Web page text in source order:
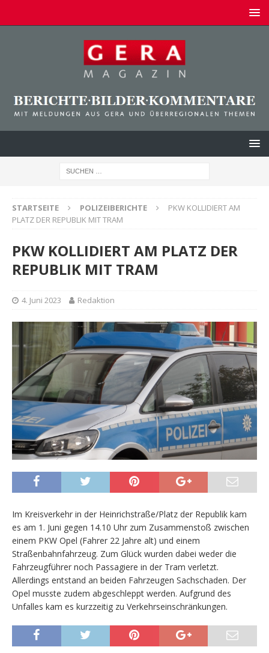
STARTSEITE POLIZEIBERICHTE
PKW KOLLIDIERT AM
PLATZ DER REPUBLIK MIT TRAM
PKW KOLLIDIERT AM PLATZ DER
REPUBLIK MIT TRAM
4. Juni 2023 Redaktion
Im Kreisverkehr in der Heinrichstraße/Platz der Republik kam
es am 1. Juni gegen 14.10 Uhr zum Zusammenstoß zwischen
einem PKW Opel (Fahrer 22 Jahre alt) und einem
Straßenbahnfahrzeug. Zum Glück wurden dabei weder die
Fahrzeugführer noch Passagiere in der Tram verletzt.
Allerdings entstand an beiden Fahrzeugen Sachschaden. Der
Opel musste zudem abgeschleppt werden. Aufgrund des
Unfalles kam es kurzzeitig zu Verkehrseinschränkungen.